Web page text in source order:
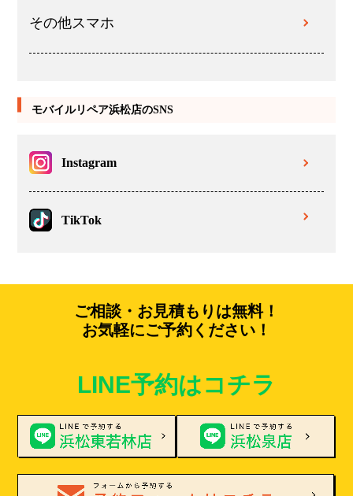
その他スマホ
モバイルリペア浜松店のSNS
Instagram
TikTok
ご相談・お見積もりは無料！
お気軽にご予約ください！
LINE予約はコチラ